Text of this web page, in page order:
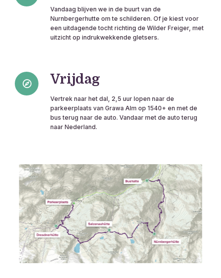
Vandaag blijven we in de buurt van de
Nurnbergerhutte om te schilderen. Of je kiest voor
een uitdagende tocht richting de Wilder Freiger, met
uitzicht op indrukwekkende gletsers.
Vrijdag
Vertrek naar het dal, 2,5 uur lopen naar de
parkeerplaats van Grawa Alm op 1540+ en met de
bus terug naar de auto. Vandaar met de auto terug
naar Nederland.